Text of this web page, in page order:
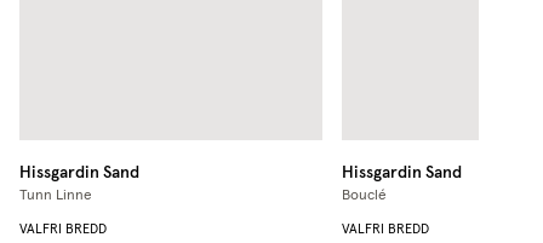
Hissgardin Sand
Tunn Linne
VALFRI BREDD
Hissgardin Sand
Bouclé
VALFRI BREDD